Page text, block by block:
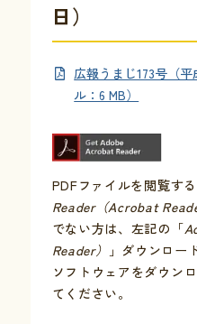
日）
広報うまじ173号（
ル：6 MB）
PDFファイルを閲覧す
Reader（Acrobat
でない方は、左記の「
Reader） 」ダウンロー
ソフトウェアをダウン
てください。
観光・イ
移住・定住
ふるさと
お問い合